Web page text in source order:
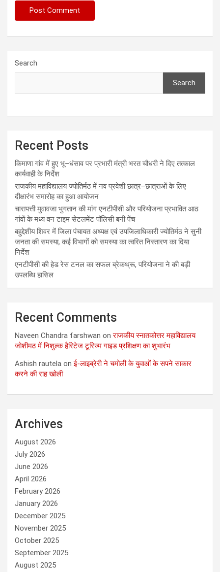
Search
Search
Recent Posts
किमाणा गांव में हुए भू–धंसाव पर प्रभारी मंत्री भरत चौधरी ने दिए तत्काल
कार्यवाही के निर्देश
राजकीय महाविद्यालय ज्योतिर्मठ में नव प्रवेशी छात्र–छात्राओं के लिए
दीक्षारंभ समारोह का हुआ आयोजन
चारापत्ती मुवावजा भुगतान की मांग एनटीपीसी और परियोजना प्रभावित आठ
गांवों के मध्य वन टाइम सेटलमेंट पॉलिसी बनी पेंच
बहुद्देशीय शिवर में जिला पंचायत अध्यक्ष एवं उपजिलाधिकारी ज्योतिर्मठ ने सुनी
जनता की समस्या, कई विभागों को समस्या का त्वरित निस्तारण का दिया
निर्देश
एनटीपीसी की हेड रेस टनल का सफल ब्रेकथ्रू, परियोजना ने की बड़ी
उपलब्धि हासिल
Recent Comments
Naveen Chandra farshwan onराजकीय स्नातकोत्तर महाविद्यालय
जोशीमठ में निशुल्क हैरिटेज टूरिज्म गाइड प्रशिक्षण का शुभारंभ
Ashish rautela onई-लाइब्रेरी ने चमोली के युवाओं के सपने साकार
करने की राह खोली
Archives
August 2026
July 2026
June 2026
April 2026
February 2026
January 2026
December 2025
November 2025
October 2025
September 2025
August 2025